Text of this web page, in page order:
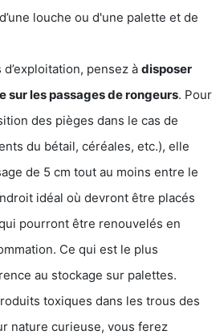
louche ou d'une palette et de
pensez à disposer
sur les passages de rongeurs. Pour
des pièges dans le cas de
du bétail, céréales, etc.), elle
de 5 cm tout au moins entre le
idéal où devront être placés
pourront être renouvelés en
Ce qui est le plus
au stockage sur palettes.
toxiques dans les trous des
nature curieuse, vous ferez